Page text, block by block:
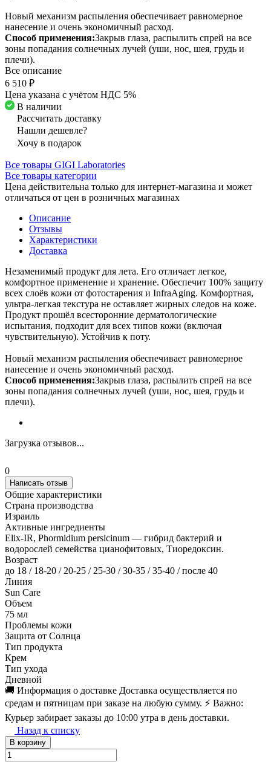
Новый механизм распыления обеспечивает равномерное
нанесение и очень экономичный расход.
Способ применения:Закрыв глаза, распылить спрей на все
зоны попадания солнечных лучей (уши, нос, шея, грудь и
плечи).
Все описание
6 510 ₽
Цена указана с учётом НДС 5%
В наличии
Рассчитать доставку
Нашли дешевле?
Хочу в подарок
Все товары GIGI Laboratories
Все товары категории
Цена действительна только для интернет-магазина и может
отличаться от цен в розничных магазинах
Описание
Отзывы
Характеристики
Доставка
Незаменимый продукт для лета. Его отличает легкое,
комфортное применение и хранение. Обеспечит 100% защиту
всех слоёв кожи от фотостарения и InfraAging. Комфортная,
ультра-легкая текстура не оставляет жирных следов на коже.
Продукт прошёл всесторонние дерматологические
испытания, подходит для всех типов кожи (включая
чувствительную). Устойчив к поту.
Новый механизм распыления обеспечивает равномерное
нанесение и очень экономичный расход.
Способ применения:Закрыв глаза, распылить спрей на все
зоны попадания солнечных лучей (уши, нос, шея, грудь и
плечи).
Загрузка отзывов...
0
Написать отзыв
Общие характеристики
Страна производства
Израиль
Активные ингредиенты
Elix-IR, Phormidium persicinum — гибрид бактерий и
водорослей семейства цианофитовых, Тиоредоксин.
Возраст
до 18 / 18-20 / 20-25 / 25-30 / 30-35 / 35-40 / после 40
Линия
Sun Care
Объем
75 мл
Проблемы кожи
Защита от Солнца
Тип продукта
Крем
Тип ухода
Дневной
🚚 Информация о доставке Доставка осуществляется по
средам и пятницам при заказе на любую сумму. ⚡️ Важно:
Курьер забирает заказы до 10:00 утра в день доставки.
Назад к списку
В корзину